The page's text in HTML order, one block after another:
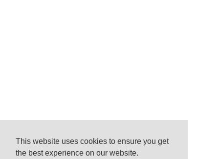
This website uses cookies to ensure you get
the best experience on our website.